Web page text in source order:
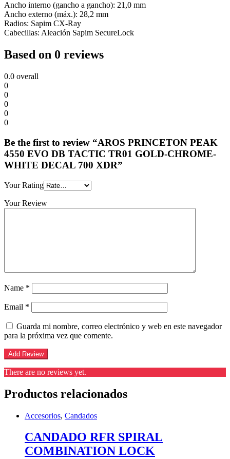
Ancho interno (gancho a gancho): 21,0 mm
Ancho externo (máx.): 28,2 mm
Radios: Sapim CX-Ray
Cabecillas: Aleación Sapim SecureLock
Based on 0 reviews
0.0 overall
0
0
0
0
0
Be the first to review “AROS PRINCETON PEAK
4550 EVO DB TACTIC TR01 GOLD-CHROME-
WHITE DECAL 700 XDR”
Your Rating
Your Review
Name *
Email *
Guarda mi nombre, correo electrónico y web en este navegador
para la próxima vez que comente.
There are no reviews yet.
Productos relacionados
Accesorios, Candados
CANDADO RFR SPIRAL
COMBINATION LOCK